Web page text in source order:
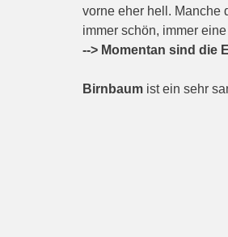
vorne eher hell. Manche
immer schön, immer
--> Momentan sind die
Birnbaum ist ein sehr